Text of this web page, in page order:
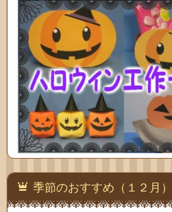
季節のおすすめ（１２月）